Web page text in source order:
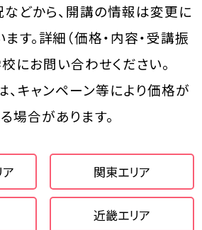
学講座
ケジュール
修ガイド
師陣
求・お問い合わせ
どから、開講の情報は変更に
す。詳細（価格・内容・受講振
にお問い合わせください。
キャンペーン等により価格が
場合があります。
関東エリア
近畿エリア